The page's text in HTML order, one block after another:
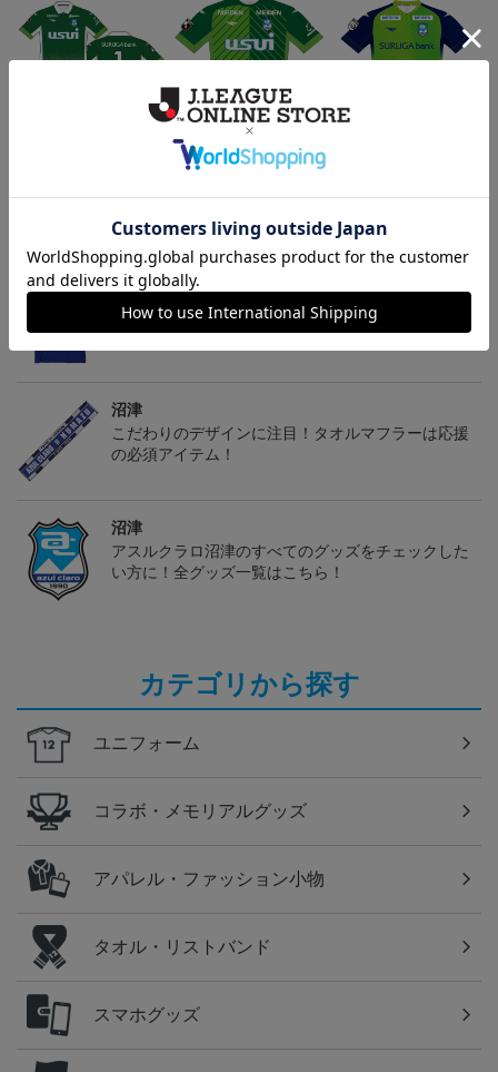
2023 GK1STオーセンテ
ィックユニフォーム
沼津
お気に入りのファッション小物でいつもチームを近
くで感じていたいファン必見アイテム！
沼津
こだわりのデザインに注目！タオルマフラーは応援
の必須アイテム！
沼津
アスルクラロ沼津のすべてのグッズをチェックした
い方に！全グッズ一覧はこちら！
カテゴリから探す
ユニフォーム
コラボ・メモリアルグッズ
アパレル・ファッション小物
タオル・リストバンド
スマホグッズ